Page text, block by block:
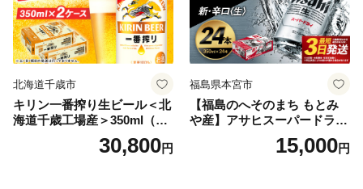
北海道千歳市
キリン一番搾り生ビール＜北
海道千歳工場産＞350ml（24
30,800円
福島県本宮市
【福島のへそのまち もとみ
や産】アサヒスーパードライ
350ml×24本 合計8.4L 1ケー
ス アルコール度数5% 缶ビー
15,000円